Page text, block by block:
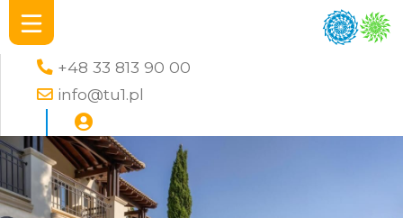
+48 33 813 90 00
info@tu1.pl